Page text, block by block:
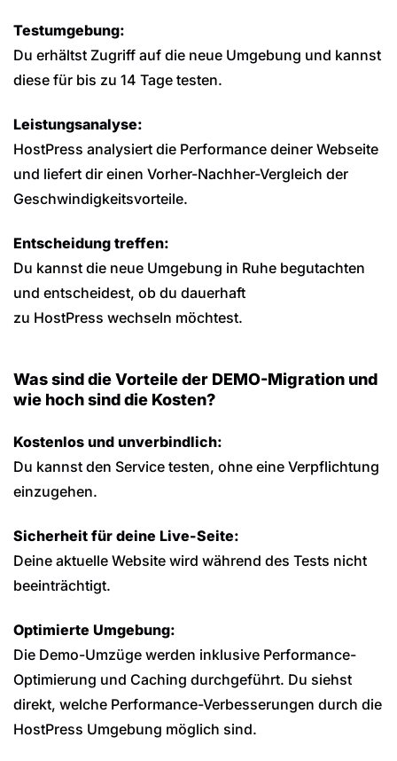
Testumgebung:
Du erhältst Zugriff auf die neue Umgebung und kannst
diese für bis zu 14 Tage testen.
Leistungsanalyse:
HostPress analysiert die Performance deiner Webseite
und liefert dir einen Vorher-Nachher-Vergleich der
Geschwindigkeitsvorteile.
Entscheidung treffen:
Du kannst die neue Umgebung in Ruhe begutachten
und entscheidest, ob du dauerhaft
zu HostPress wechseln möchtest.
Was sind die Vorteile der DEMO-Migration und
wie hoch sind die Kosten?
Kostenlos und unverbindlich:
Du kannst den Service testen, ohne eine Verpflichtung
einzugehen.
Sicherheit für deine Live-Seite:
Deine aktuelle Website wird während des Tests nicht
beeinträchtigt.
Optimierte Umgebung:
Die Demo-Umzüge werden inklusive Performance-
Optimierung und Caching durchgeführt. Du siehst
direkt, welche Performance-Verbesserungen durch die
HostPress Umgebung möglich sind.